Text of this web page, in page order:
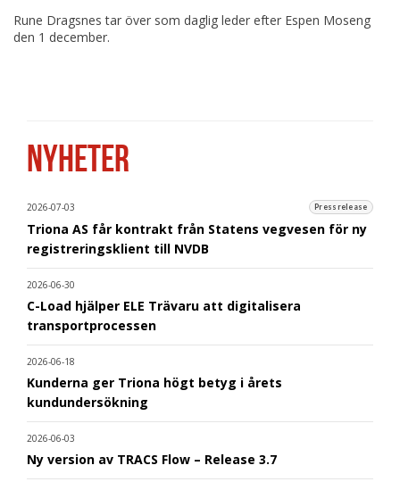
Rune Dragsnes tar över som daglig leder efter Espen Moseng
den 1 december.
NYHETER
2026-07-03 Pressrelease
Triona AS får kontrakt från Statens vegvesen för ny
registreringsklient till NVDB
2026-06-30
C-Load hjälper ELE Trävaru att digitalisera
transportprocessen
2026-06-18
Kunderna ger Triona högt betyg i årets
kundundersökning
2026-06-03
Ny version av TRACS Flow – Release 3.7